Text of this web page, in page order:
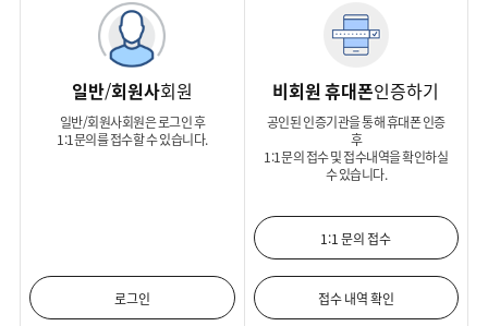
2. 수집하는 개인정보의 항목
전파진흥협회은 서비스 제공을 위해 필요한 최소한의 범위 내에서 다음과 같은
개인정보를 수집하고 있습니다. 수집하는 개인정보의 항목 중 ‘선택항목’은
원하지 않을 경우 해당 추가정보는 수집하지 않으며, 이로 인한 서비스 이용 상의
가. 개인정보 수집ㆍ이용 내역
- 개인정보파일명 : 전파진흥협회 홈페이지 회원정보
3. 개인정보의 처리 및 보유기간
일반/회원사회원
일반/회원사회원은 로그인 후
1:1문의를 접수할 수 있습니다.
로그인
비회원 휴대폰인증하기
공인된 인증기관을 통해 휴대폰 인증
후
1:1문의 접수 및 접수내역을 확인하실
수 있습니다.
1:1 문의 접수
접수 내역 확인